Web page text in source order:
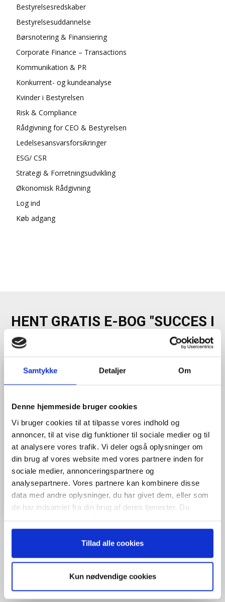
Samtykke Detaljer Om
Denne hjemmeside bruger cookies
Vi bruger cookies til at tilpasse vores indhold og
annoncer, til at vise dig funktioner til sociale medier og til
at analysere vores trafik. Vi deler også oplysninger om
din brug af vores website med vores partnere inden for
sociale medier, annonceringspartnere og
analysepartnere. Vores partnere kan kombinere disse
data med andre oplysninger, du har givet dem, eller som
de har indsamlet fra din brug af deres tjenester. Du
anvende vores hjemmeside.
Tillad alle cookies
Kun nødvendige cookies
Bestyrelsesredskaber
Bestyrelsesuddannelse
Børsnotering & Finansiering
Corporate Finance – Transactions
Kommunikation & PR
Konkurrent- og kundeanalyse
Kvinder i Bestyrelsen
Risk & Compliance
Rådgivning for CEO & Bestyrelsen
Ledelsesansvarsforsikringer
ESG/ CSR
Strategi & Forretningsudvikling
Økonomisk Rådgivning
Log ind
Køb adgang
HENT GRATIS E-BOG "SUCCES I
EN DANSK BESTYRELSE"
ugentlige nyhedsbrev samt markedsføring via mail.